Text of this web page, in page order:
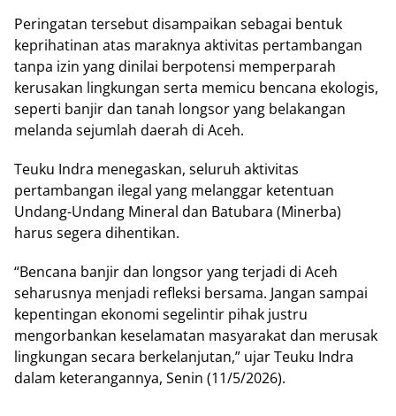
Peringatan tersebut disampaikan sebagai bentuk
keprihatinan atas maraknya aktivitas pertambangan
tanpa izin yang dinilai berpotensi memperparah
kerusakan lingkungan serta memicu bencana ekologis,
seperti banjir dan tanah longsor yang belakangan
melanda sejumlah daerah di Aceh.
Teuku Indra menegaskan, seluruh aktivitas
pertambangan ilegal yang melanggar ketentuan
Undang-Undang Mineral dan Batubara (Minerba)
harus segera dihentikan.
“Bencana banjir dan longsor yang terjadi di Aceh
seharusnya menjadi refleksi bersama. Jangan sampai
kepentingan ekonomi segelintir pihak justru
mengorbankan keselamatan masyarakat dan merusak
lingkungan secara berkelanjutan,” ujar Teuku Indra
dalam keterangannya, Senin (11/5/2026).